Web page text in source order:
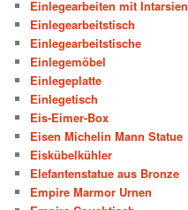
Einlegearbeiten mit Intarsien
Einlegearbeitstisch
Einlegearbeitstische
Einlegemöbel
Einlegeplatte
Einlegetisch
Eis-Eimer-Box
Eisen Michelin Mann Statue
Eiskübelkühler
Elefantenstatue aus Bronze
Empire Marmor Urnen